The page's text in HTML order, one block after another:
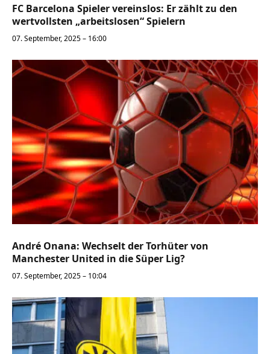
FC Barcelona Spieler vereinslos: Er zählt zu den
wertvollsten „arbeitslosen“ Spielern
07. September, 2025 – 16:00
André Onana: Wechselt der Torhüter von
Manchester United in die Süper Lig?
07. September, 2025 – 10:04